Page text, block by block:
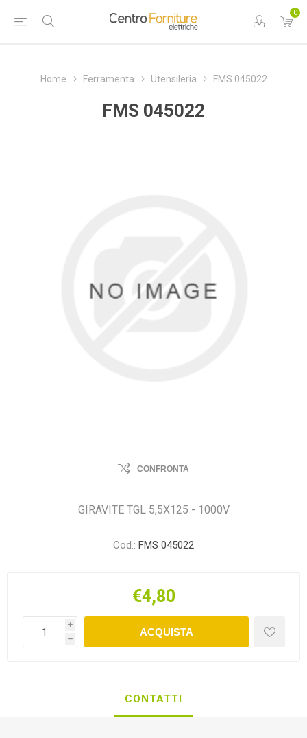
0
Home Ferramenta Utensileria FMS 045022
FMS 045022
CONFRONTA
GIRAVITE TGL 5,5X125 - 1000V
Cod.: FMS 045022
€4,80
i
h
ACQUISTA
CONTATTI